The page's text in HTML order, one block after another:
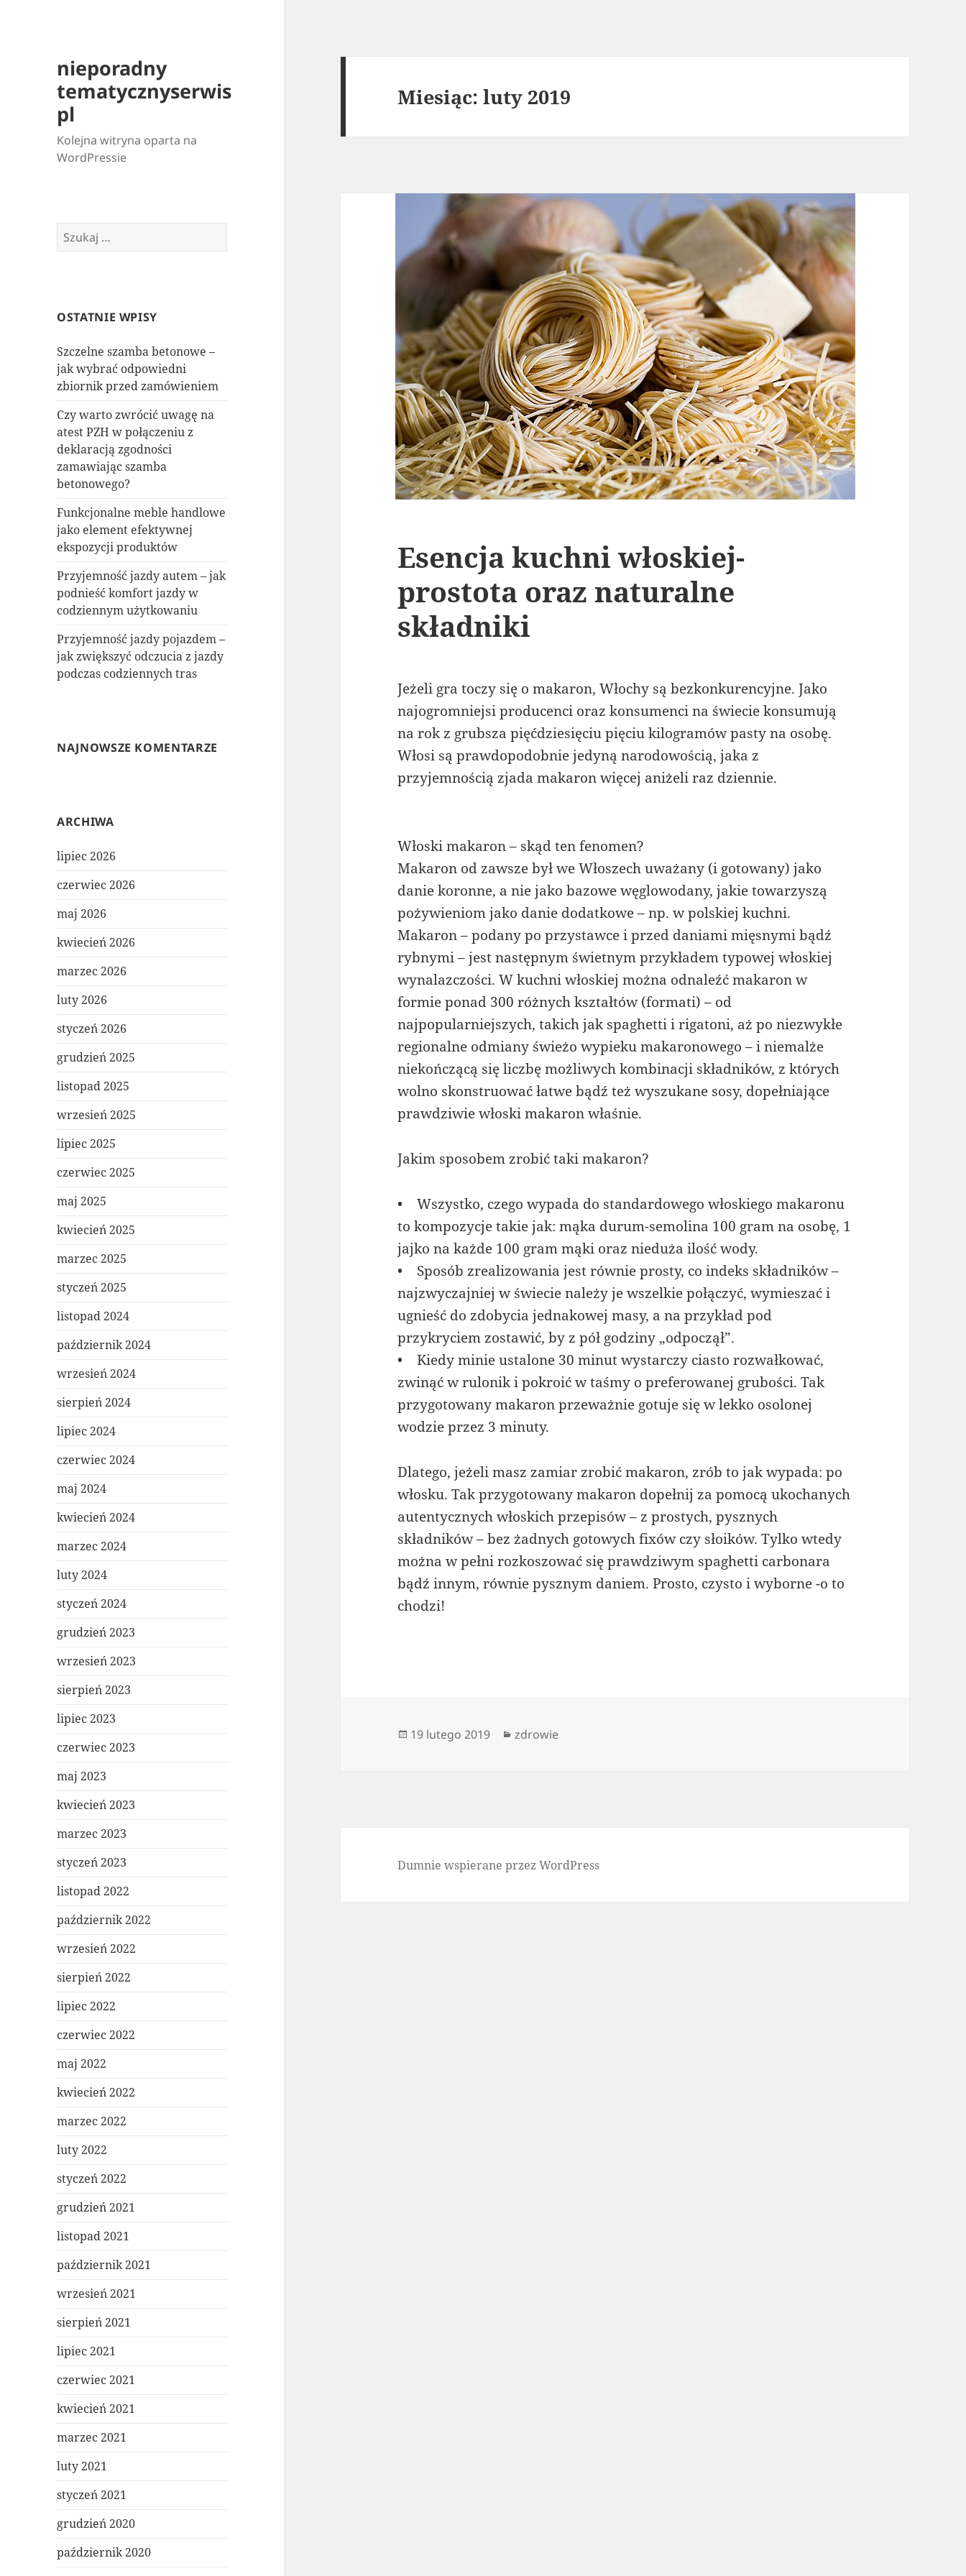
nieporadny
tematycznyserwis
pl
Kolejna witryna oparta na
WordPressie
Szukaj:
OSTATNIE WPISY
Szczelne szamba betonowe –
jak wybrać odpowiedni
zbiornik przed zamówieniem
Czy warto zwrócić uwagę na
atest PZH w połączeniu z
deklaracją zgodności
zamawiając szamba
betonowego?
Funkcjonalne meble handlowe
jako element efektywnej
ekspozycji produktów
Przyjemność jazdy autem – jak
podnieść komfort jazdy w
codziennym użytkowaniu
Przyjemność jazdy pojazdem –
jak zwiększyć odczucia z jazdy
podczas codziennych tras
NAJNOWSZE KOMENTARZE
ARCHIWA
lipiec 2026
czerwiec 2026
maj 2026
kwiecień 2026
marzec 2026
luty 2026
styczeń 2026
grudzień 2025
listopad 2025
wrzesień 2025
lipiec 2025
czerwiec 2025
maj 2025
kwiecień 2025
marzec 2025
styczeń 2025
listopad 2024
październik 2024
wrzesień 2024
sierpień 2024
lipiec 2024
czerwiec 2024
maj 2024
kwiecień 2024
marzec 2024
luty 2024
styczeń 2024
grudzień 2023
wrzesień 2023
sierpień 2023
lipiec 2023
czerwiec 2023
maj 2023
kwiecień 2023
marzec 2023
styczeń 2023
listopad 2022
październik 2022
wrzesień 2022
sierpień 2022
lipiec 2022
czerwiec 2022
maj 2022
kwiecień 2022
marzec 2022
luty 2022
styczeń 2022
grudzień 2021
listopad 2021
październik 2021
wrzesień 2021
sierpień 2021
lipiec 2021
czerwiec 2021
kwiecień 2021
marzec 2021
luty 2021
styczeń 2021
grudzień 2020
październik 2020
Miesiąc:luty 2019
Esencja kuchni włoskiej-
prostota oraz naturalne
składniki
Jeżeli gra toczy się o makaron, Włochy są bezkonkurencyjne. Jako
najogromniejsi producenci oraz konsumenci na świecie konsumują
na rok z grubsza pięćdziesięciu pięciu kilogramów pasty na osobę.
Włosi są prawdopodobnie jedyną narodowością, jaka z
przyjemnością zjada makaron więcej aniżeli raz dziennie.
Włoski makaron – skąd ten fenomen?
Makaron od zawsze był we Włoszech uważany (i gotowany) jako
danie koronne, a nie jako bazowe węglowodany, jakie towarzyszą
pożywieniom jako danie dodatkowe – np. w polskiej kuchni.
Makaron – podany po przystawce i przed daniami mięsnymi bądź
rybnymi – jest następnym świetnym przykładem typowej włoskiej
wynalazczości. W kuchni włoskiej można odnaleźć makaron w
formie ponad 300 różnych kształtów (formati) – od
najpopularniejszych, takich jak spaghetti i rigatoni, aż po niezwykłe
regionalne odmiany świeżo wypieku makaronowego – i niemalże
niekończącą się liczbę możliwych kombinacji składników, z których
wolno skonstruować łatwe bądź też wyszukane sosy, dopełniające
prawdziwie włoski makaron właśnie.
Jakim sposobem zrobić taki makaron?
• Wszystko, czego wypada do standardowego włoskiego makaronu
to kompozycje takie jak: mąka durum-semolina 100 gram na osobę, 1
jajko na każde 100 gram mąki oraz nieduża ilość wody.
• Sposób zrealizowania jest równie prosty, co indeks składników –
najzwyczajniej w świecie należy je wszelkie połączyć, wymieszać i
ugnieść do zdobycia jednakowej masy, a na przykład pod
przykryciem zostawić, by z pół godziny „odpoczął”.
• Kiedy minie ustalone 30 minut wystarczy ciasto rozwałkować,
zwinąć w rulonik i pokroić w taśmy o preferowanej grubości. Tak
przygotowany makaron przeważnie gotuje się w lekko osolonej
wodzie przez 3 minuty.
Dlatego, jeżeli masz zamiar zrobić makaron, zrób to jak wypada: po
włosku. Tak przygotowany makaron dopełnij za pomocą ukochanych
autentycznych włoskich przepisów – z prostych, pysznych
składników – bez żadnych gotowych fixów czy słoików. Tylko wtedy
można w pełni rozkoszować się prawdziwym spaghetti carbonara
bądź innym, równie pysznym daniem. Prosto, czysto i wyborne -o to
chodzi!
Data
19 lutego 2019 Kategorie
zdrowie
Dumnie wspierane przez WordPress